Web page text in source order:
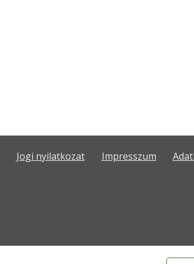
Jogi nyilatkozat Impresszum